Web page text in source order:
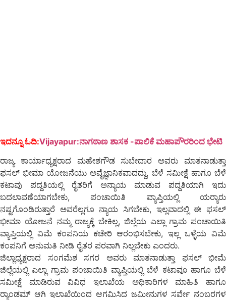
ಇದನ್ನೂ ಓದಿ:Vijayapur:ನಾಗಠಾಣ ಶಾಸಕ -ಪಾಲಿಕೆ ಮಹಾಪೌರರಿಂದ ಭೇಟಿ
ರಾಜ್ಯ ಕಾರ್ಯಾಧ್ಯಕ್ಷರಾದ ಮಹೇಶಗೌಡ ಸುಬೇದಾರ ಅವರು ಮಾತನಾಡುತ್ತಾ
ಫಸಲ್ ಭೀಮಾ ಯೋಜನೆಯು ಅವೈಜ್ಞಾನಿಕವಾದದ್ದು, ಬೆಳೆ ಸಮೀಕ್ಷೆ ಹಾಗೂ ಬೆಳೆ
ಕಟಾವು ಪದ್ದತಿಯಲ್ಲಿ ರೈತರಿಗೆ ಅನ್ಯಾಯ ಮಾಡುವ ಪದ್ದತಿಯಾಗಿ ಇದು
ಬದಲಾವಣೆಯಾಗಬೇಕು, ಪಂಚಾಯಿತಿ ವ್ಯಾಪ್ತಿಯಲ್ಲಿ ಯರ‍್ಯಾರು
ನಷ್ಟಗೊಂಡಿರುತ್ತಾರೆ ಅವರೆಲ್ಲಗೂ ನ್ಯಾಯ ಸಿಗಬೇಕು, ಇಲ್ಲವಾದಲ್ಲಿ ಈ ಫಸಲ್
ಭೀಮಾ ಯೋಜನೆ ನಮ್ಮ ರಾಜ್ಯಕ್ಕೆ ಬೇಕಿಲ್ಲ, ಜಿಲ್ಲೆಯ ಎಲ್ಲಾ ಗ್ರಾಮ ಪಂಚಾಯಿತಿ
ವ್ಯಾಪ್ತಿಯಲ್ಲಿ ವಿಮೆ ಕಂಪನಿಯ ಕಚೇರಿ ಆರಂಭಿಸಬೇಕು, ಇಲ್ಲ ಒಳ್ಳೆಯ ವಿಮೆ
ಕಂಪನಿಗೆ ಅನುಮತಿ ನೀಡಿ ರೈತರ ಪರವಾಗಿ ನಿಲ್ಲಬೇಕು ಎಂದರು.
ಜಿಲ್ಲಾಧ್ಯಕ್ಷರಾದ ಸಂಗಮೆಶ ಸಗರ ಅವರು ಮಾತನಾಡುತ್ತಾ ಫಸಲ್ ಭೀಮೆ
ಜಿಲ್ಲೆಯಲ್ಲಿ ಎಲ್ಲಾ ಗ್ರಾಮ ಪಂಚಾಯಿತಿ ವ್ಯಾಪ್ತಿಯಲ್ಲಿ ಬೆಳೆ ಕಟಾವೂ ಹಾಗೂ ಬೆಳೆ
ಸಮೀಕ್ಷೆ ಮಾಡಿರುವ ವಿವಿಧ ಇಲಾಖೆಯ ಅಧಿಕಾರಿಗಳ ಮಾಹಿತಿ ಹಾಗೂ
ರ‍್ಯಾಂಡಮ್ ಆಗಿ ಇಲಾಖೆಯಿಂದ ಆಗಮಿಸಿದ ಜಮೀನುಗಳ ಸರ್ವೇ ನಂಬರಗಳ